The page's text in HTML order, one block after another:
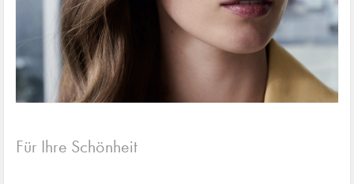
Für Ihre Schönheit